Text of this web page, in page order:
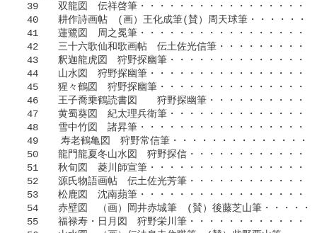
39　　双龍図　伝祥啓筆・・・・・・・・・・・・・・・・・
40　　耕作詩画帖　(画）王化成筆(賛）周天球筆・・・・・・
41　　蓮鷺図　周之冕筆・・・・・・・・・・・・・・・・・
42　　三十六歌仙和歌画帖　伝土佐光信筆・・・・・・・・・
43　　釈迦龍虎図　狩野探幽筆・・・・・・・・・・・・・・
44　　山水図　狩野探幽筆・・・・・・・・・・・・・・・・
45　　猩々鶴図　狩野探幽筆・・・・・・・・・・・・・・・
46　　王子喬乗鶴読書図　　狩野探幽筆・・・・・・・・・・
47　　黄蜀葵図　紀太理兵衛筆・・・・・・・・・・・・・・
48　　雪中竹図　諸昇筆・・・・・・・・・・・・・・・・・
49    寿老鶴亀図　狩野常信筆・・・・・・・・・・・・・・
50　　龍門龍夏冬山水図　狩野探信・・・・・・・・・・・・
51　　秋旬図　菱川師宣筆・・・・・・・・・・・・・・・・
52　　源氏物語画帖　伝土佐光芳筆・・・・・・・・・・・・
53　　松鹿図　沈南蘋筆・・・・・・・・・・・・・・・・・
54　　赤壁図　（画）岡井赤城筆　(賛）後藤芝山筆・・・・・
55　　福禄寿・日月図　狩野栄川筆・・・・・・・・・・・・